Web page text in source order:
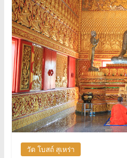
วัด โบสถ์ สุเหร่า